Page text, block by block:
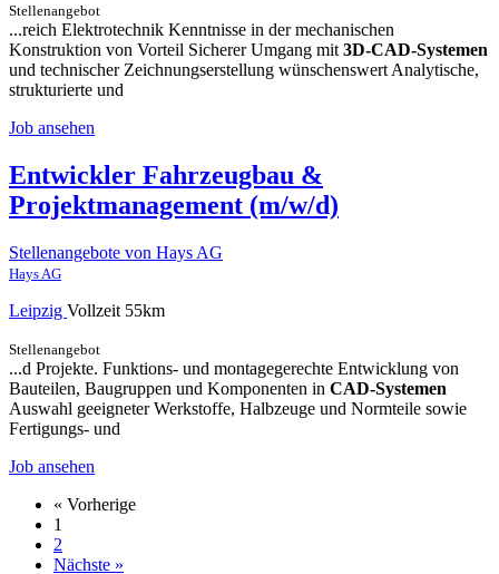
Stellenangebot
...reich Elektrotechnik Kenntnisse in der mechanischen
Konstruktion von Vorteil Sicherer Umgang mit 3D-CAD-Systemen
und technischer Zeichnungserstellung wünschenswert Analytische,
strukturierte und
Job ansehen
Entwickler Fahrzeugbau &
Projektmanagement (m/w/d)
Stellenangebote von Hays AG
Hays AG
Leipzig Vollzeit 55km
Stellenangebot
...d Projekte. Funktions- und montagegerechte Entwicklung von
Bauteilen, Baugruppen und Komponenten in CAD-Systemen
Auswahl geeigneter Werkstoffe, Halbzeuge und Normteile sowie
Fertigungs- und
Job ansehen
« Vorherige
1
2
Nächste »